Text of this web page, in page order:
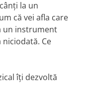
la un
că vei afla care
un instrument
Ce
îți dezvoltă